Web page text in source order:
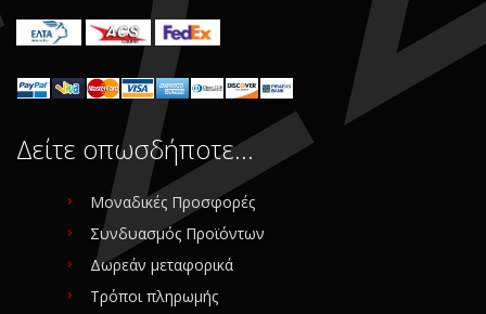
Δείτε οπωσδήποτε…
Μοναδικές Προσφορές
Συνδυασμός Προϊόντων
Δωρεάν μεταφορικά
Τρόποι πληρωμής